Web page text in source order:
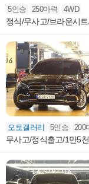
5인승 250마력 4WD
정식/무사고/브라운시
오토갤러리 5인승 200
무사고/정식출고/1만5